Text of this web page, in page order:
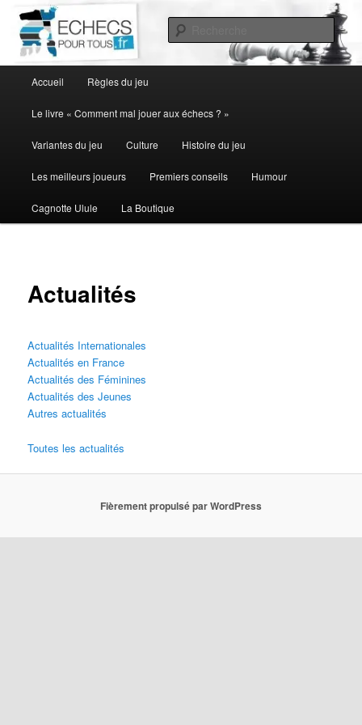
contenu
principal
principal
Accueil Règles du jeu
Le livre « Comment mal jouer aux échecs ? »
Variantes du jeu Culture Histoire du jeu
Les meilleurs joueurs Premiers conseils Humour
Cagnotte Ulule La Boutique
Actualités
Actualités Internationales
Actualités en France
Actualités des Féminines
Actualités des Jeunes
Autres actualités
Toutes les actualités
Fièrement propulsé par WordPress